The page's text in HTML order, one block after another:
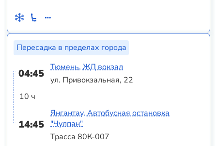
Пересадка в пределах города
04:45
10 ч
14:45
Тюмень, ЖД вокзал
ул. Привокзальная, 22
Янгантау, Автобусная остановка
"Чулпан"
Трасса 80К-007